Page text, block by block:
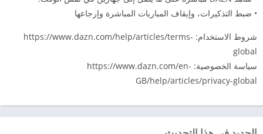
• ضبط التذكيرات، وإيقاف المباريات المباشرة وإرجاعها
شروط الاستخدام: https://www.dazn.com/help/articles/terms-
global
سياسة الخصوصية: https://www.dazn.com/en-
GB/help/articles/privacy-global